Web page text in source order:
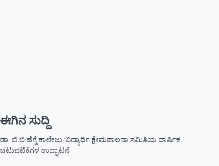
ಈಗಿನ ಸುದ್ದಿ
ಡಾ. ಬಿ.ಬಿ.ಹೆಗ್ಡೆ ಕಾಲೇಜು :ವಿದ್ಯಾರ್ಥಿ ಕ್ಷೇಮಪಾಲನಾ ಸಮಿತಿಯ ವಾರ್ಷಿಕ
ಚಟುವಟಿಕೆಗಳ ಉದ್ಘಾಟನೆ